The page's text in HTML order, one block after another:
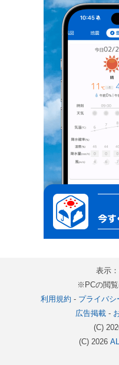
表示：
※PCの閲覧
利用規約 - プライバシ
広告掲載-
(C)
(C) 2026